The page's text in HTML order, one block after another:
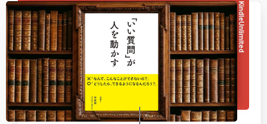
KindleUnlimited